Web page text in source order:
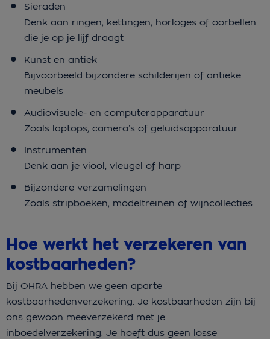
Sieraden
Denk aan ringen, kettingen, horloges of oorbellen
die je op je lijf draagt
Kunst en antiek
Bijvoorbeeld bijzondere schilderijen of antieke
meubels
Audiovisuele- en computerapparatuur
Zoals laptops, camera’s of geluidsapparatuur
Instrumenten
Denk aan je viool, vleugel of harp
Bijzondere verzamelingen
Zoals stripboeken, modeltreinen of wijncollecties
Hoe werkt het verzekeren van
kostbaarheden?
Bij OHRA hebben we geen aparte
kostbaarhedenverzekering. Je kostbaarheden zijn bij
ons gewoon meeverzekerd met je
inboedelverzekering. Je hoeft dus geen losse